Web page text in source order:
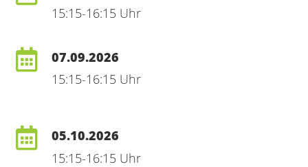
15:15-16:15 Uhr
07.09.2026
15:15-16:15 Uhr
05.10.2026
15:15-16:15 Uhr